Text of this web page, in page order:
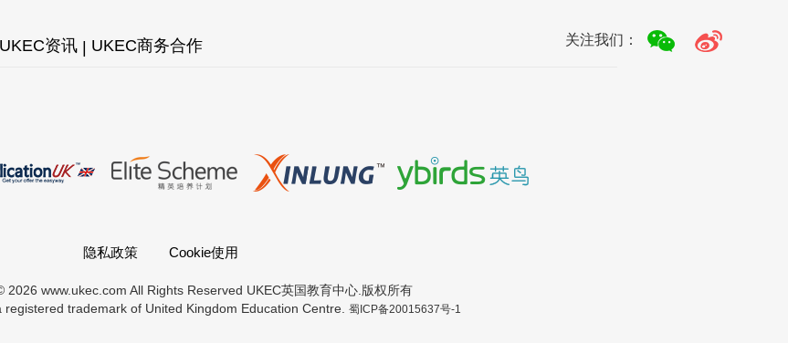
关注我们：
UKEC资讯 UKEC商务合作
隐私政策 Cookie使用
2026 www.ukec.com All Rights Reserved UKEC英国教育中心.版权所有
registered trademark of United Kingdom Education Centre. 蜀ICP备20015637号-1